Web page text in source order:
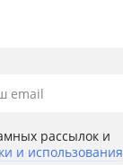
email
рассылок и
и использования